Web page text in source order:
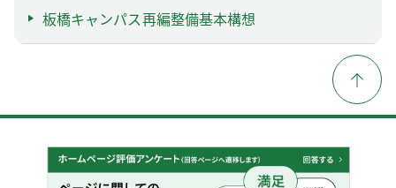
板橋キャンパス再編整備基本構想